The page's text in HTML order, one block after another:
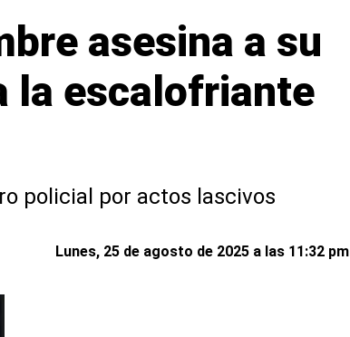
asesina a su
la escalofriante
policial por actos lascivos
Lunes, 25 de agosto de 2025 a las 11:32 pm